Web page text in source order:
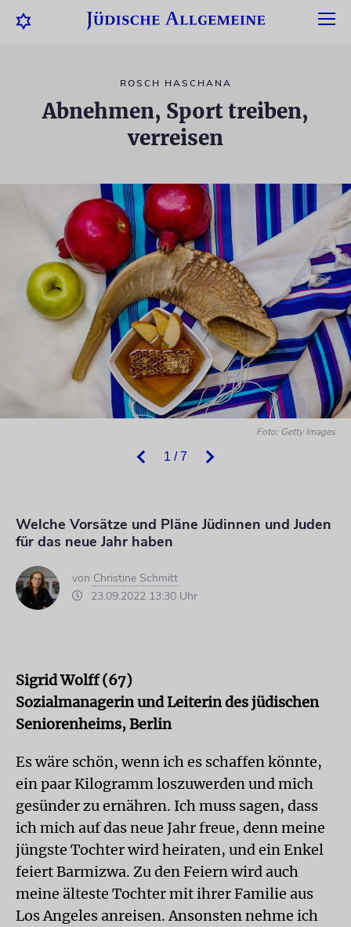
ROSCH HASCHANA
Abnehmen, Sport treiben,
verreisen
1 / 7
Foto: Getty Images
Welche Vorsätze und Pläne Jüdinnen und Juden
für das neue Jahr haben
von Christine Schmitt
23.09.2022 13:30 Uhr
Sigrid Wolff (67)
Sozialmanagerin und Leiterin des jüdischen
Seniorenheims, Berlin
Es wäre schön, wenn ich es schaffen könnte,
ein paar Kilogramm loszuwerden und mich
gesünder zu ernähren. Ich muss sagen, dass
ich mich auf das neue Jahr freue, denn meine
jüngste Tochter wird heiraten, und ein Enkel
feiert Barmizwa. Zu den Feiern wird auch
meine älteste Tochter mit ihrer Familie aus
Los Angeles anreisen. Ansonsten nehme ich